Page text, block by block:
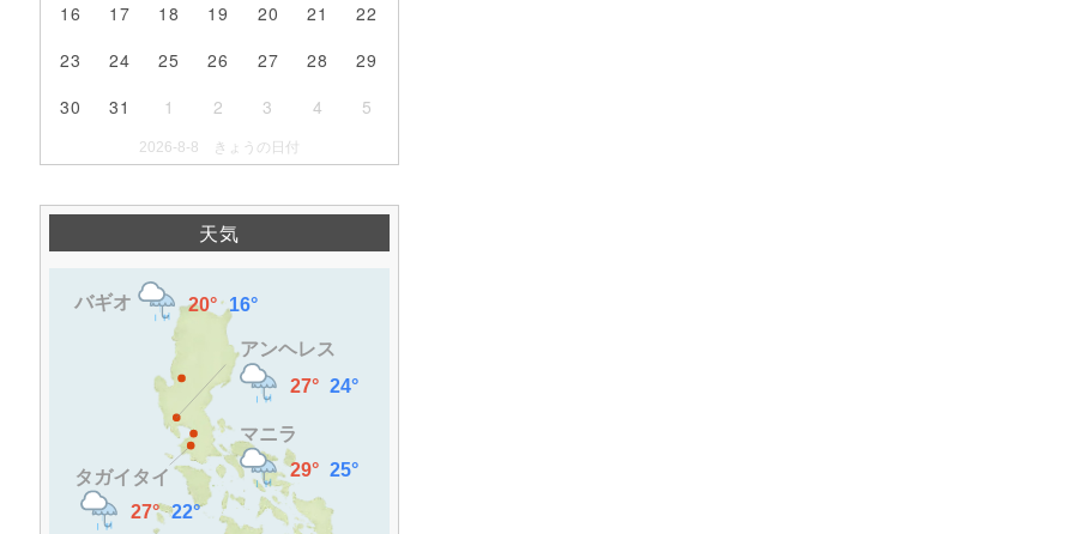
16
17 18 19 20 21
22
23
24 25 26 27 28
29
30
31 1 2 3 4 5
2026-8-8 きょうの日付
天気